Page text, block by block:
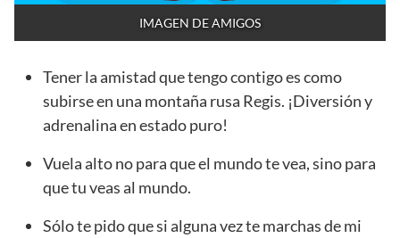
IMAGEN DE AMIGOS
Tener la amistad que tengo contigo es como
subirse en una montaña rusa Regis. ¡Diversión y
adrenalina en estado puro!
Vuela alto no para que el mundo te vea, sino para
que tu veas al mundo.
Sólo te pido que si alguna vez te marchas de mi